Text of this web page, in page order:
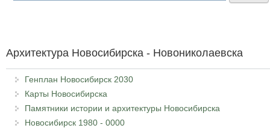
Архитектура Новосибирска - Новониколаевска
Генплан Новосибирск 2030
Карты Новосибирска
Памятники истории и архитектуры Новосибирска
Новосибирск 1980 - 0000